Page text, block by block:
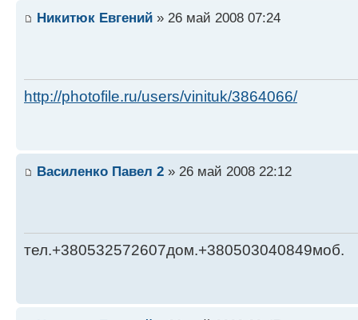
Никитюк Евгений » 26 май 2008 07:24
http://photofile.ru/users/vinituk/3864066/
Василенко Павел 2 » 26 май 2008 22:12
тел.+380532572607дом.+380503040849моб.